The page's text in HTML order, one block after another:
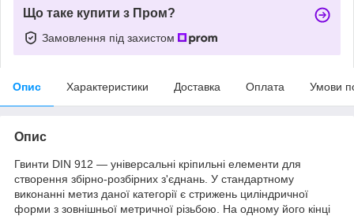
Що таке купити з Пром?
Замовлення під захистом
Опис Характеристики Доставка Оплата Умови
Опис
Гвинти DIN 912 — універсальні кріпильні елементи для
створення збірно-розбірних з'єднань. У стандартному
виконанні метиз даної категорії є стрижень циліндричної
форми з зовнішньої метричної різьбою. На одному його кінці